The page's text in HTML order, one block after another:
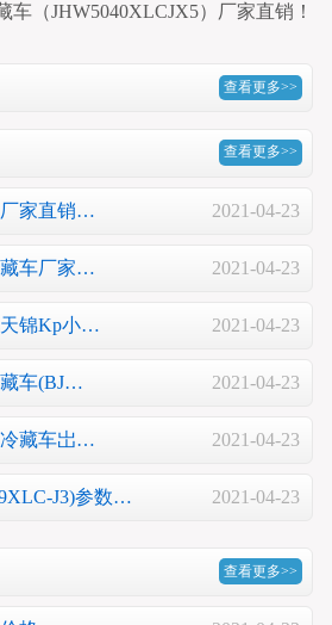
车（JHW5040XLCJX5）厂家直销！
查看更多>>
查看更多>>
家直销… 2021-04-23
藏车厂家… 2021-04-23
锦Kp小… 2021-04-23
车(BJ… 2021-04-23
藏车岀… 2021-04-23
J3)参数… 2021-04-23
查看更多>>